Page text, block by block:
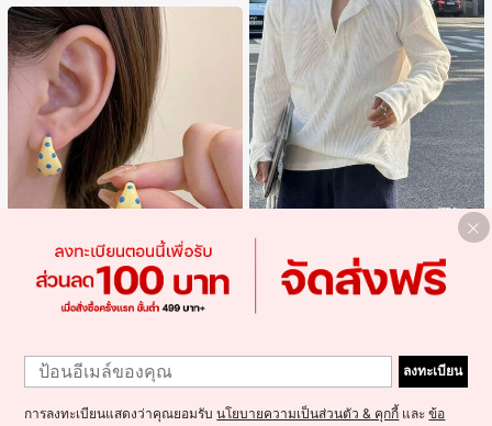
ต่างหูโลหะรูปตัว C 1 คู่ เคลือบหยดสีเห
ลือง ลายจุดสีน้ำเงิน สไตล์ยุโรปและอเม
ริกัน แฟชั่นส่วนตัว หวานและสง่างาม
สำหรับผู้หญิงและเด็กหญิง สำหรับการเ
ดินทาง งานแต่งงาน ปาร์ตี้ วันเกิด ของ
ลูกค้ากลับมาซื้อซ้ำ!
เกือบหมดแล้ว!
#1 ขายดี ใน โบโฮ ต่างหูผู้หญิง
เกือบหมดแล้ว!
#1 ขายดี ใน โบโฮ ต่างหูผู้หญิง
เกือบหมดแล้ว!
#1 ขายดี ใน โบโฮ ต่างหูผู้หญิง
300+ sold
35 -10%
Resyla Men เสื้อยืดแขนยาวกระดุมผ่า
฿279
1
ลงทะเบียน
การลงทะเบียนแสดงว่าคุณยอมรับนโยบายความเป็นส่วนตัว & คุกกี้ และข้อ